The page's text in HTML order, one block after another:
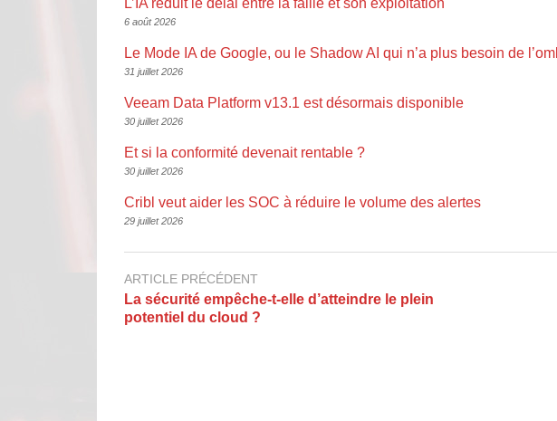
6 août 2026
Le Mode IA de Google, ou le Shadow AI qui n’a plus besoin de
31 juillet 2026
Veeam Data Platform v13.1 est désormais disponible
30 juillet 2026
Et si la conformité devenait rentable ?
30 juillet 2026
Cribl veut aider les SOC à réduire le volume des alertes
29 juillet 2026
ARTICLE PRÉCÉDENT
La sécurité empêche-t-elle d’atteindre le plein
potentiel du cloud ?